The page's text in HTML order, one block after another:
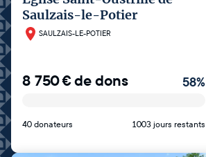
Saulzais-le-Potier
SAULZAIS-LE-POTIER
8 750€de dons 58%
40 donateurs 1003 jours restants